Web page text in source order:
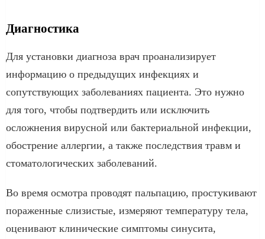
Диагностика
Для установки диагноза врач проанализирует
информацию о предыдущих инфекциях и
сопутствующих заболеваниях пациента. Это нужно
для того, чтобы подтвердить или исключить
осложнения вирусной или бактериальной инфекции,
обострение аллергии, а также последствия травм и
стоматологических заболеваний.
Во время осмотра проводят пальпацию, простукивают
пораженные слизистые, измеряют температуру тела,
оценивают клинические симптомы синусита,